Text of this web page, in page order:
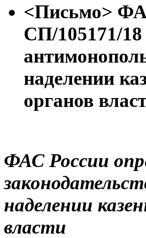
<Письмо>
СП/105171/
наделении
органов
ФАС России
наделении
власти